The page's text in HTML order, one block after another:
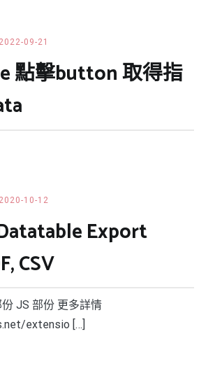
2022-09-21
點擊button 取得指
2020-10-12
Export
CSV
JS 部份 更多詳情
extensio […]